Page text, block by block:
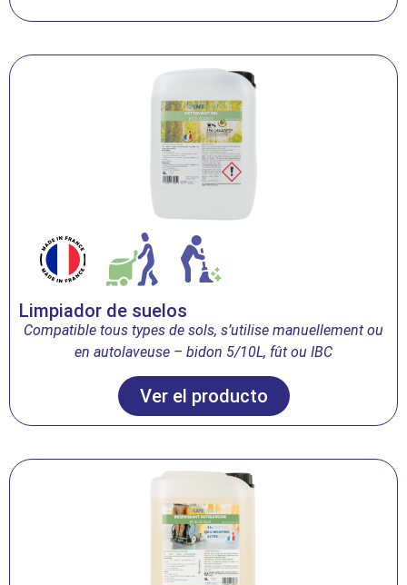
Limpiador de suelos
Compatible tous types de sols, s’utilise manuellement ou
en autolaveuse – bidon 5/10L, fût ou IBC
Ver el producto